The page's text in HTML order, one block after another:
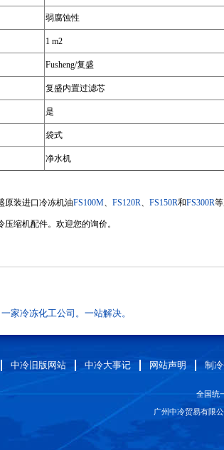
弱腐蚀性
1 m2
Fusheng/复盛
复盛内置过滤芯
是
袋式
净水机
原装进口冷冻机油FS100M、 FS120R、 FS150R和FS300R
缩机配件。欢迎您的询价。
家冷冻化工公司。一站解决。
中冷旧版网站 中冷大事记 网站声明 制冷
全国统
广州中冷贸易有限